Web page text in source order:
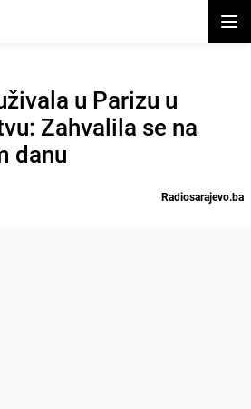
u Parizu u
Zahvalila se na
danu
Radiosarajevo.ba